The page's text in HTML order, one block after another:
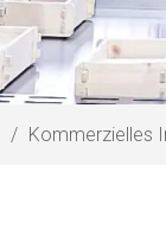
/ Kommerzielles